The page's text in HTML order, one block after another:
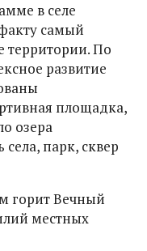
в селе
самый
территории. По
развитие
площадка,
озера
парк, сквер
горит Вечный
местных